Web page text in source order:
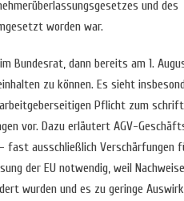
und des
worden war.
Bundesrat, dann bereits am 1.
zu können. Es sieht
Pflicht zum
vor. Dazu erläutert AGV-
fast ausschließlich Verschärfungen
der EU notwendig, weil
wurden und es zu geringe